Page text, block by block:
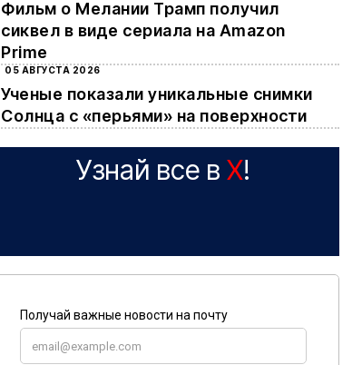
Фильм о Мелании Трамп получил
сиквел в виде сериала на Amazon
Prime
05 АВГУСТА 2026
Ученые показали уникальные снимки
Солнца с «перьями» на поверхности
Узнай все в X!